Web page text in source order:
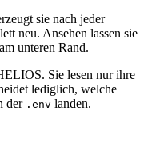
sie nach jeder
neu. Ansehen lassen sie
am unteren Rand.
Sie lesen nur ihre
lediglich, welche
der .env landen.